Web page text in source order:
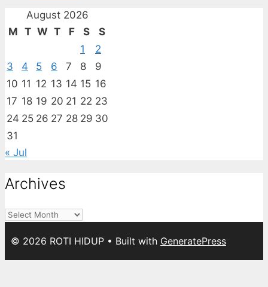
August 2026
M T W T F S
S
1
2
3
4 5 6 7 8
9
10 11 12 13 14 15 16
17 18 19 20 21 22 23
24 25 26 27 28 29 30
31
« Jul
Archives
Archives
© 2026 ROTI HIDUP • Built with GeneratePress